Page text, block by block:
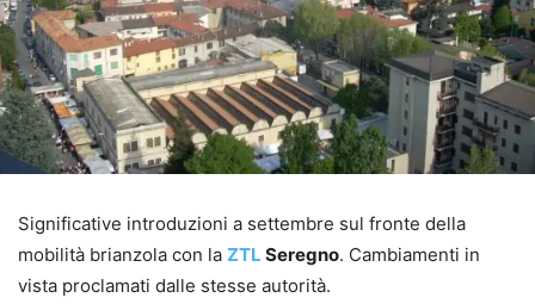
Significative introduzioni a settembre sul fronte della
mobilità brianzola con la ZTL Seregno. Cambiamenti in
vista proclamati dalle stesse autorità.